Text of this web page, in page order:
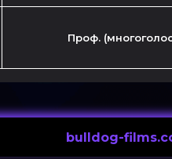
Проф.
bulldog-